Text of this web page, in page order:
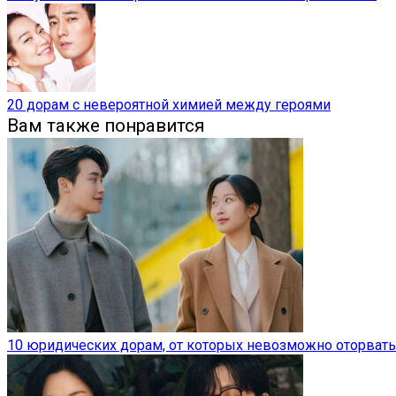
20 дорам с невероятной химией между героями
Вам также понравится
10 юридических дорам, от которых невозможно